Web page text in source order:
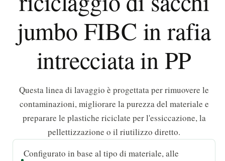
jumbo FIBC in rafia
intrecciata in PP
Questa linea di lavaggio è progettata per rimuovere le
contaminazioni, migliorare la purezza del materiale e
preparare le plastiche riciclate per l'essiccazione, la
pellettizzazione o il riutilizzo diretto.
Configurato in base al tipo di materiale, alle